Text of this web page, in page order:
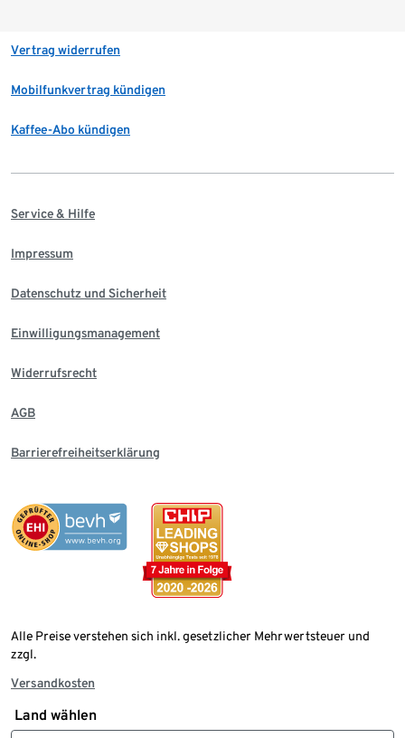
Vertrag widerrufen
Mobilfunkvertrag kündigen
Kaffee-Abo kündigen
Service & Hilfe
Impressum
Datenschutz und Sicherheit
Einwilligungsmanagement
Widerrufsrecht
AGB
Barrierefreiheitserklärung
Alle Preise verstehen sich inkl. gesetzlicher Mehrwertsteuer und
zzgl.
Versandkosten
Land wählen